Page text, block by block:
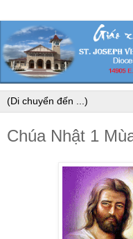
Chúa Nhật 1